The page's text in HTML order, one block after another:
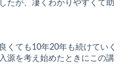
たが、凄くわかりやすくて助
くても10年20年も続けていく
源を考え始めたときにこの講